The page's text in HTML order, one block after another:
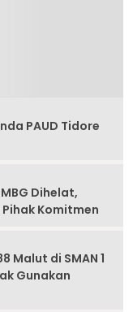
PAUD Tidore
Dihelat,
Komitmen
Malut di SMAN 1
Gunakan